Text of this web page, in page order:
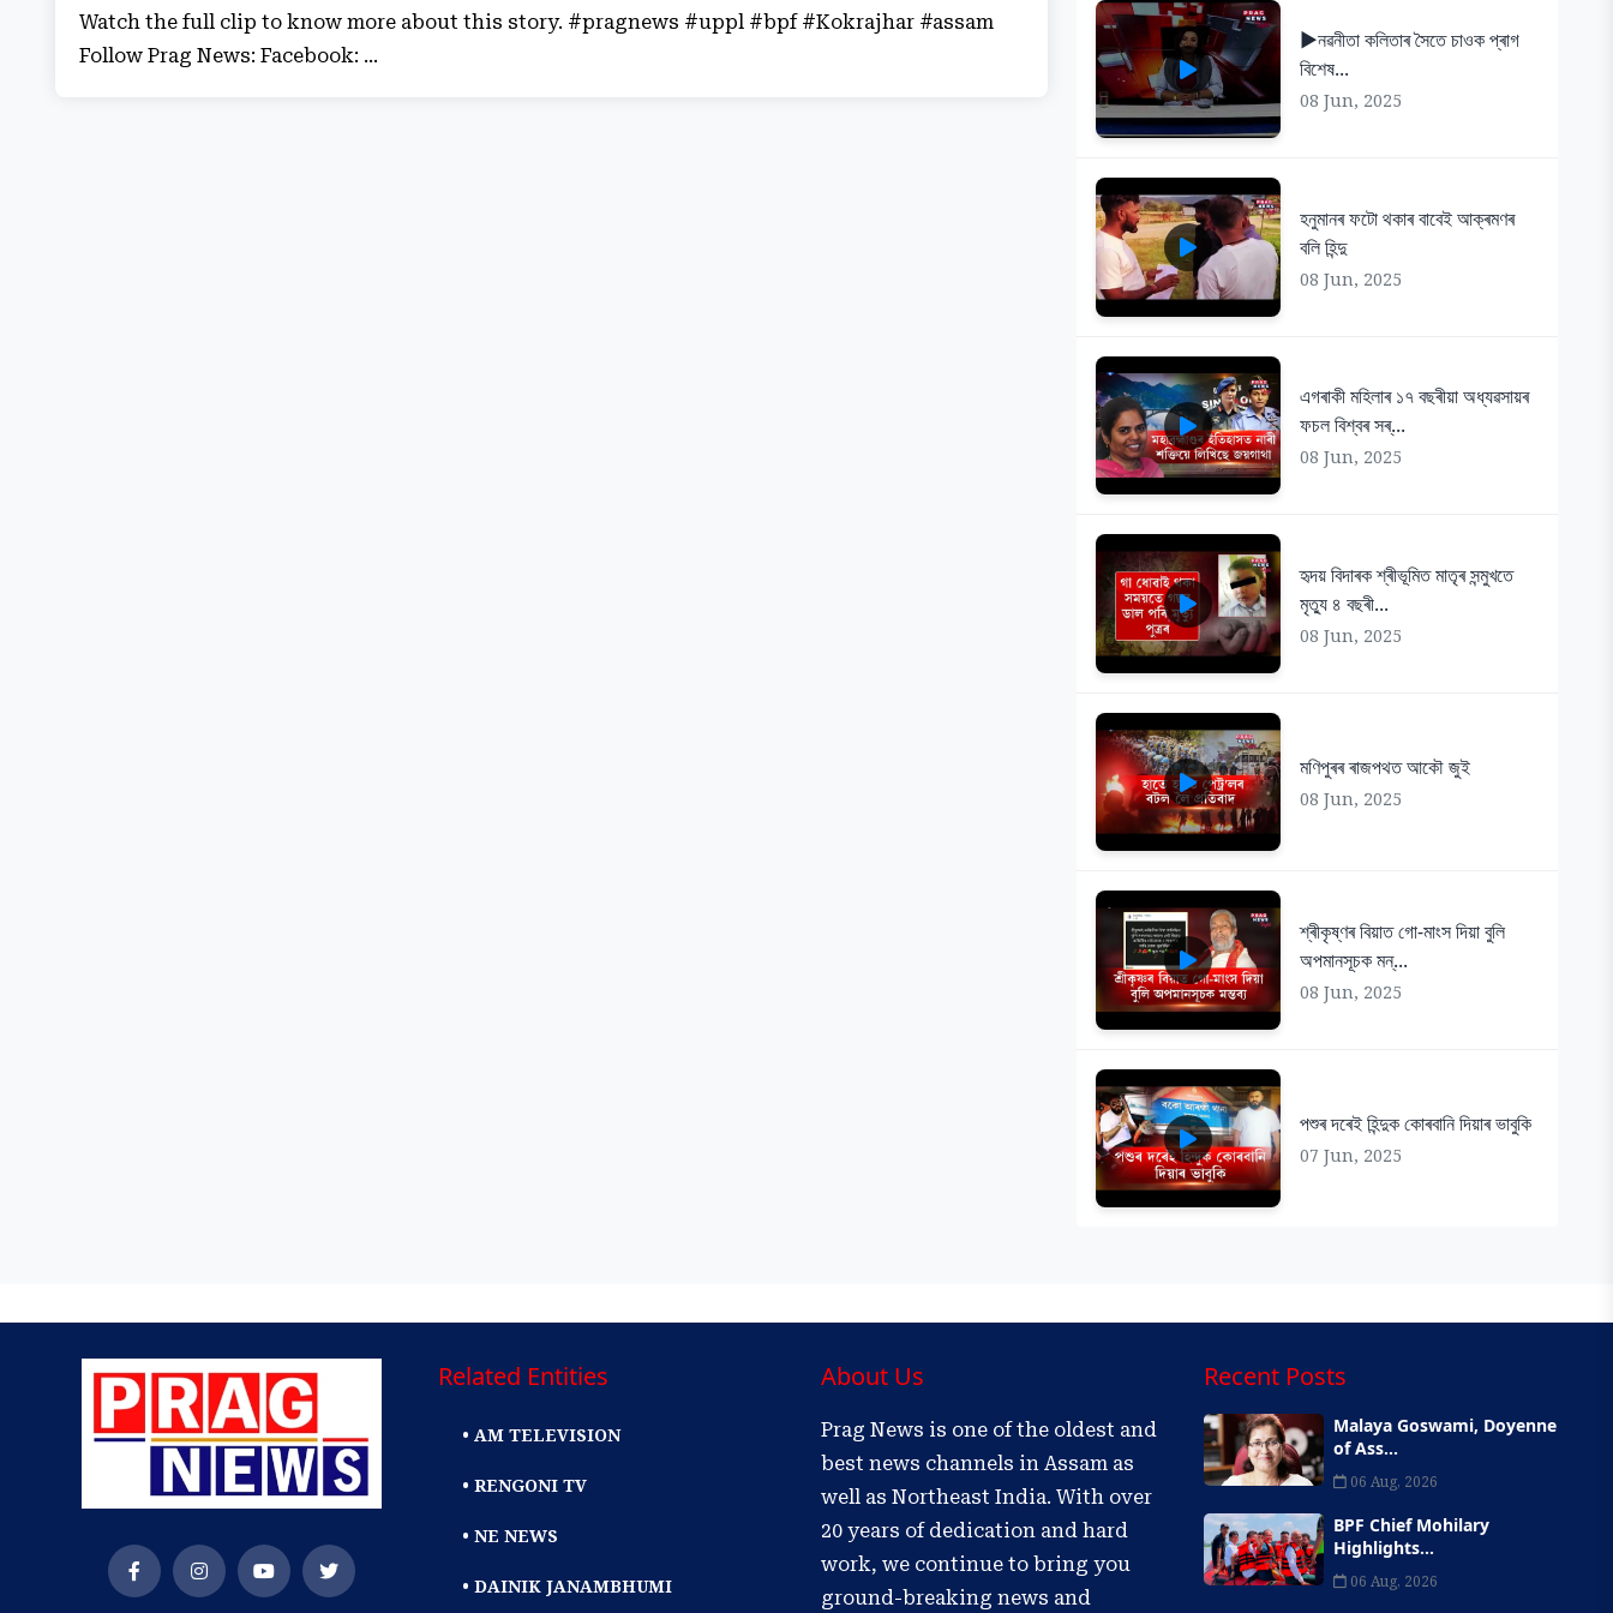
Watch the full clip to know more about this story. #pragnews #uppl #bpf #Kokrajhar #assam
Follow Prag News: Facebook: ...
▶️নৱনীতা কলিতাৰ সৈতে চাওক প্ৰাগ
বিশেষ...
08 Jun, 2025
হনুমানৰ ফটো থকাৰ বাবেই আক্ৰমণৰ
বলি হিন্দু
08 Jun, 2025
এগৰাকী মহিলাৰ ১৭ বছৰীয়া অধ্যৱসায়ৰ
ফচল বিশ্বৰ সৰ্...
08 Jun, 2025
হৃদয় বিদাৰক শ্ৰীভূমিত মাতৃৰ সন্মুখতে
মৃত্যু ৪ বছৰী...
08 Jun, 2025
মণিপুৰৰ ৰাজপথত আকৌ জুই
08 Jun, 2025
শ্ৰীকৃষ্ণৰ বিয়াত গো-মাংস দিয়া বুলি
অপমানসূচক মন্...
08 Jun, 2025
পশুৰ দৰেই হিন্দুক কোৰবানি দিয়াৰ ভাবুকি
07 Jun, 2025
Related Entities
• AM TELEVISION
• RENGONI TV
• NE NEWS
• DAINIK JANAMBHUMI
About Us
Prag News is one of the oldest and
best news channels in Assam as
well as Northeast India. With over
20 years of dedication and hard
work, we continue to bring you
ground-breaking news and
Recent Posts
Malaya Goswami, Doyenne
of Ass...
06 Aug, 2026
BPF Chief Mohilary
Highlights...
06 Aug, 2026